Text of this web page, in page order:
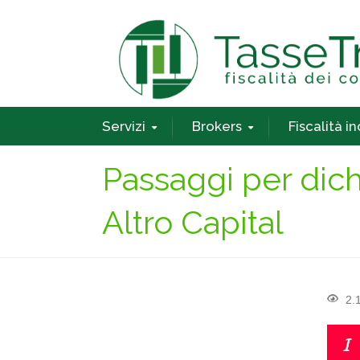
Servizi Brokers Fiscalità
Passaggi per
Altro Capital